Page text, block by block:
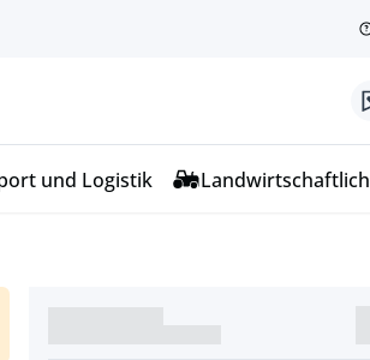
und Logistik Landwirtschaftlich